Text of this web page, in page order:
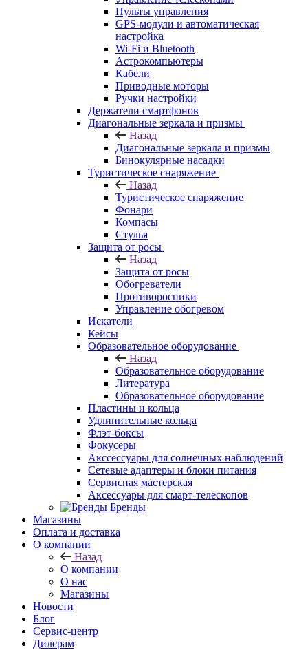
Пульты управления
GPS-модули и автоматическая
настройка
Wi-Fi и Bluetooth
Астрокомпьютеры
Кабели
Приводные моторы
Ручки настройки
Держатели смартфонов
Диагональные зеркала и призмы
Назад
Диагональные зеркала и призмы
Бинокулярные насадки
Туристическое снаряжение
Назад
Туристическое снаряжение
Фонари
Компасы
Стулья
Защита от росы
Назад
Защита от росы
Обогреватели
Противоросники
Управление обогревом
Искатели
Кейсы
Образовательное оборудование
Назад
Образовательное оборудование
Литература
Образовательное оборудование
Пластины и кольца
Удлинительные кольца
Флэт-боксы
Фокусеры
Акссессуары для солнечных наблюдений
Сетевые адаптеры и блоки питания
Сервисная мастерская
Аксессуары для смарт-телескопов
Бренды
Магазины
Оплата и доставка
О компании
Назад
О компании
О нас
Магазины
Новости
Блог
Сервис-центр
Дилерам